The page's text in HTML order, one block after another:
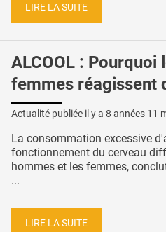
LIRE LA SUITE
ALCOOL : Pourquoi
femmes réagissent
Actualité publiée il y a 8 années 11
La consommation excessive
fonctionnement du cerveau
hommes et les femmes,
...
LIRE LA SUITE